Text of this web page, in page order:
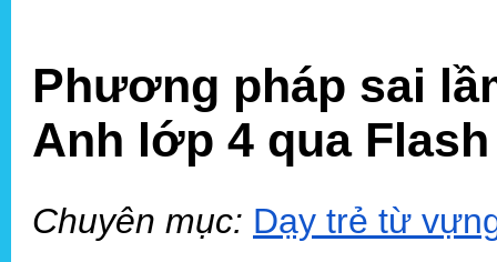
Phương pháp sai
Anh lớp 4 qua
Chuyên mục: Dạy trẻ từ